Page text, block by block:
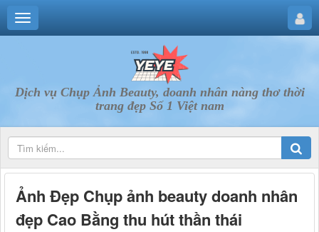
Dịch vụ Chụp Ảnh Beauty, doanh nhân nàng thơ thời
trang đẹp Số 1 Việt nam
Ảnh Đẹp Chụp ảnh beauty doanh nhân
đẹp Cao Bằng thu hút thần thái